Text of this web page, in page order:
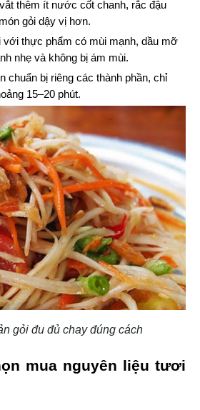
thêm ít nước cốt chanh, rắc đậu
gỏi dậy vị hơn.
với thực phẩm có mùi mạnh, dầu mỡ
nhẹ và không bị ám mùi.
chuẩn bị riêng các thành phần, chỉ
15–20 phút.
gỏi đu đủ chay đúng cách
mua nguyên liệu tươi